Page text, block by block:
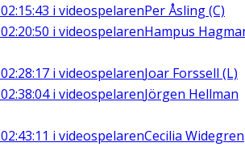
02:15:43 i videospelarenPer Åsling (C)
02:20:50 i videospelarenHampus
02:28:17 i videospelarenJoar Forssell (L)
02:38:04i videospelarenJörgen Hellman
02:43:11 i videospelarenCecilia Widegren